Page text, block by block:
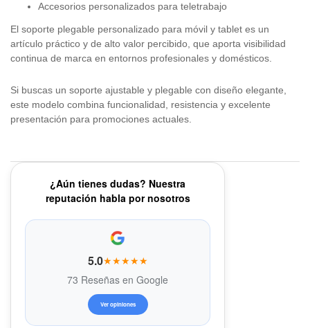
Accesorios personalizados para teletrabajo
El soporte plegable personalizado para móvil y tablet es un
artículo práctico y de alto valor percibido, que aporta visibilidad
continua de marca en entornos profesionales y domésticos.
Si buscas un soporte ajustable y plegable con diseño elegante,
este modelo combina funcionalidad, resistencia y excelente
presentación para promociones actuales.
¿Aún tienes dudas? Nuestra
reputación habla por nosotros
5.0★★★★★
73 Reseñas en Google
Ver opiniones